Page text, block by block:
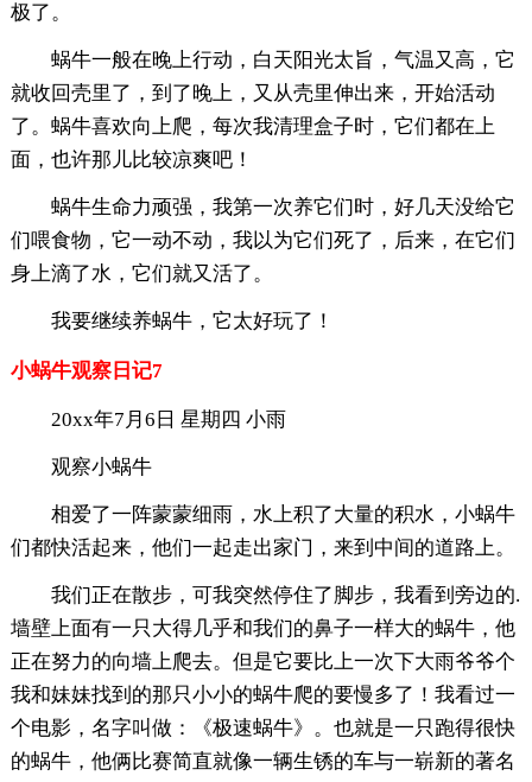
极了。
蜗牛一般在晚上行动，白天阳光太旨，气温又高，它
就收回壳里了，到了晚上，又从壳里伸出来，开始活动
了。蜗牛喜欢向上爬，每次我清理盒子时，它们都在上
面，也许那儿比较凉爽吧！
蜗牛生命力顽强，我第一次养它们时，好几天没给它
们喂食物，它一动不动，我以为它们死了，后来，在它们
身上滴了水，它们就又活了。
我要继续养蜗牛，它太好玩了！
小蜗牛观察日记7
20xx年7月6日 星期四 小雨
观察小蜗牛
相爱了一阵蒙蒙细雨，水上积了大量的积水，小蜗牛
们都快活起来，他们一起走出家门，来到中间的道路上。
我们正在散步，可我突然停住了脚步，我看到旁边的.
墙壁上面有一只大得几乎和我们的鼻子一样大的蜗牛，他
正在努力的向墙上爬去。但是它要比上一次下大雨爷爷个
我和妹妹找到的那只小小的蜗牛爬的要慢多了！我看过一
个电影，名字叫做：《极速蜗牛》。也就是一只跑得很快
的蜗牛，他俩比赛简直就像一辆生锈的车与一崭新的著名